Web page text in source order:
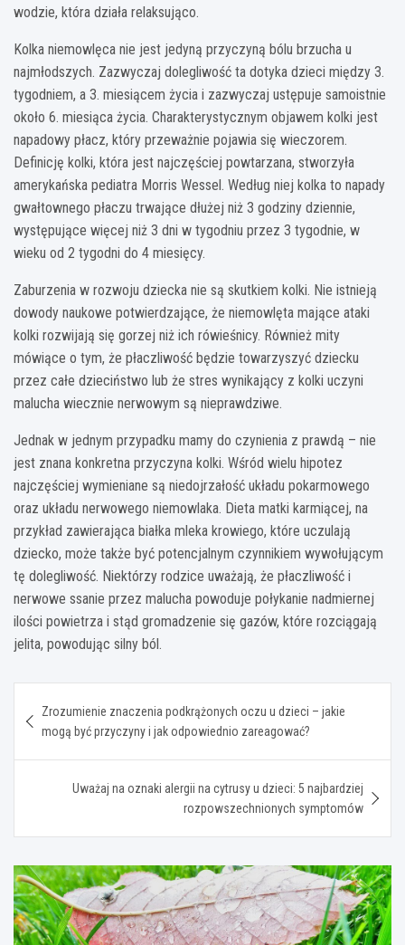
wodzie, która działa relaksująco.
Kolka niemowlęca nie jest jedyną przyczyną bólu brzucha u
najmłodszych. Zazwyczaj dolegliwość ta dotyka dzieci między 3.
tygodniem, a 3. miesiącem życia i zazwyczaj ustępuje samoistnie
około 6. miesiąca życia. Charakterystycznym objawem kolki jest
napadowy płacz, który przeważnie pojawia się wieczorem.
Definicję kolki, która jest najczęściej powtarzana, stworzyła
amerykańska pediatra Morris Wessel. Według niej kolka to napady
gwałtownego płaczu trwające dłużej niż 3 godziny dziennie,
występujące więcej niż 3 dni w tygodniu przez 3 tygodnie, w
wieku od 2 tygodni do 4 miesięcy.
Zaburzenia w rozwoju dziecka nie są skutkiem kolki. Nie istnieją
dowody naukowe potwierdzające, że niemowlęta mające ataki
kolki rozwijają się gorzej niż ich rówieśnicy. Również mity
mówiące o tym, że płaczliwość będzie towarzyszyć dziecku
przez całe dzieciństwo lub że stres wynikający z kolki uczyni
malucha wiecznie nerwowym są nieprawdziwe.
Jednak w jednym przypadku mamy do czynienia z prawdą – nie
jest znana konkretna przyczyna kolki. Wśród wielu hipotez
najczęściej wymieniane są niedojrzałość układu pokarmowego
oraz układu nerwowego niemowlaka. Dieta matki karmiącej, na
przykład zawierająca białka mleka krowiego, które uczulają
dziecko, może także być potencjalnym czynnikiem wywołującym
tę dolegliwość. Niektórzy rodzice uważają, że płaczliwość i
nerwowe ssanie przez malucha powoduje połykanie nadmiernej
ilości powietrza i stąd gromadzenie się gazów, które rozciągają
jelita, powodując silny ból.
wpisu
Zrozumienie znaczenia podkrążonych oczu u dzieci – jakie
mogą być przyczyny i jak odpowiednio zareagować?
Uważaj na oznaki alergii na cytrusy u dzieci: 5 najbardziej
rozpowszechnionych symptomów